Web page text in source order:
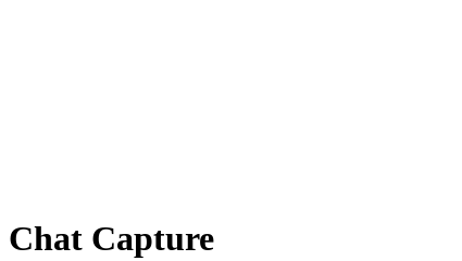
Chat Capture